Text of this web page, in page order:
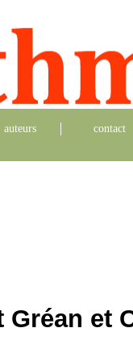
auteurs contact
Gréan et